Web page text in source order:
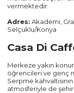
vermektedir.
Adres: Akademi,
Selçuklu/Konya
Casa Di
Merkeze yakın
öğrencileri ve genç
Serpme
atmosferiyle de
Manisa